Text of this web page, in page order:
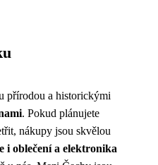
přírodou a historickými
. Pokud plánujete
nákupy jsou skvělou
i oblečení a elektronika